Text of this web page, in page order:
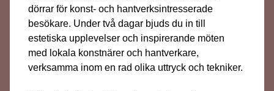
dörrar för konst- och hantverksintresserade
besökare. Under två dagar bjuds du in till
estetiska upplevelser och inspirerande möten
med lokala konstnärer och hantverkare,
verksamma inom en rad olika uttryck och tekniker.